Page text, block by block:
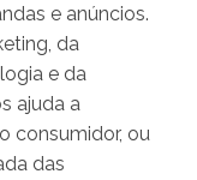
e anúncios.
da
e da
ajuda a
consumidor, ou
das